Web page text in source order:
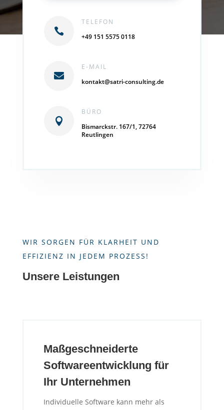

TELEFON
+49 151 5575 0118

E-MAIL
kontakt@satri-consulting.de

BÜRO
Bismarckstr. 167/1, 72764
Reutlingen
WIR SORGEN FÜR KLARHEIT UND
EFFIZIENZ IN JEDEM PROZESS!
Unsere Leistungen
Maßgeschneiderte
Softwareentwicklung für
Ihr Unternehmen
Individuelle Software kann mehr als